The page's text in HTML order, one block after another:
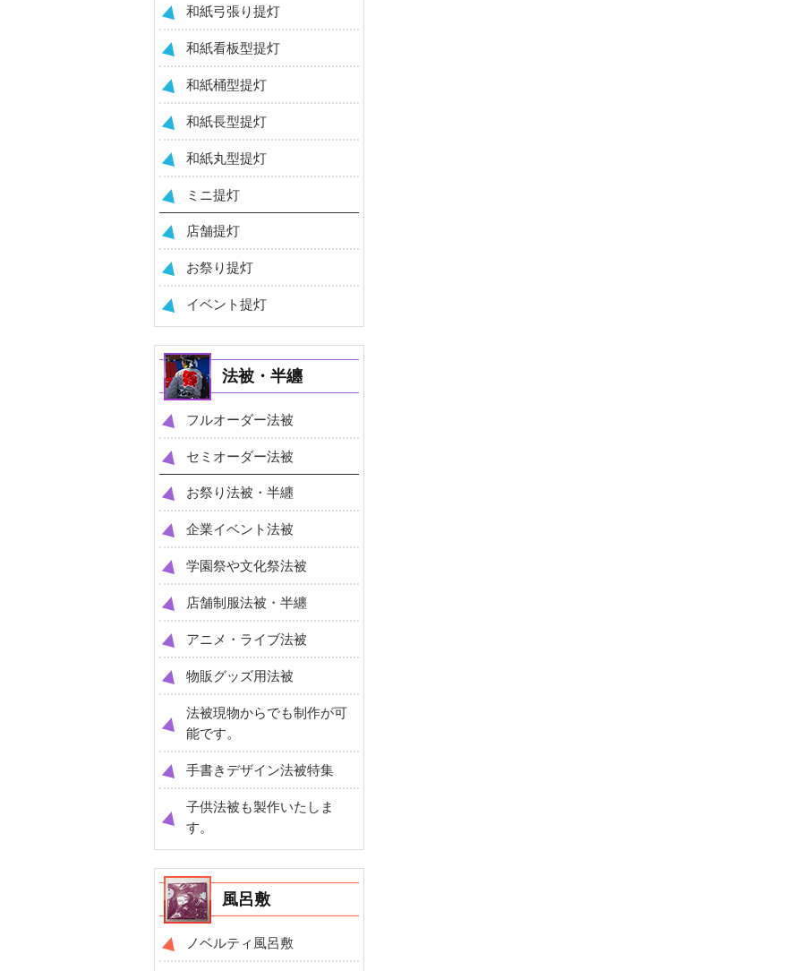
和紙弓張り提灯
和紙看板型提灯
和紙桶型提灯
和紙長型提灯
和紙丸型提灯
ミニ提灯
店舗提灯
お祭り提灯
イベント提灯
法被・半纏
フルオーダー法被
セミオーダー法被
お祭り法被・半纏
企業イベント法被
学園祭や文化祭法被
店舗制服法被・半纏
アニメ・ライブ法被
物販グッズ用法被
法被現物からでも制作が可
能です。
手書きデザイン法被特集
子供法被も製作いたしま
す。
風呂敷
ノベルティ風呂敷